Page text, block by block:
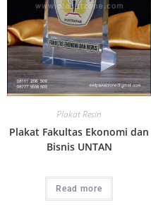
Plakat Resin
Plakat Fakultas Ekonomi dan
Bisnis UNTAN
Read more